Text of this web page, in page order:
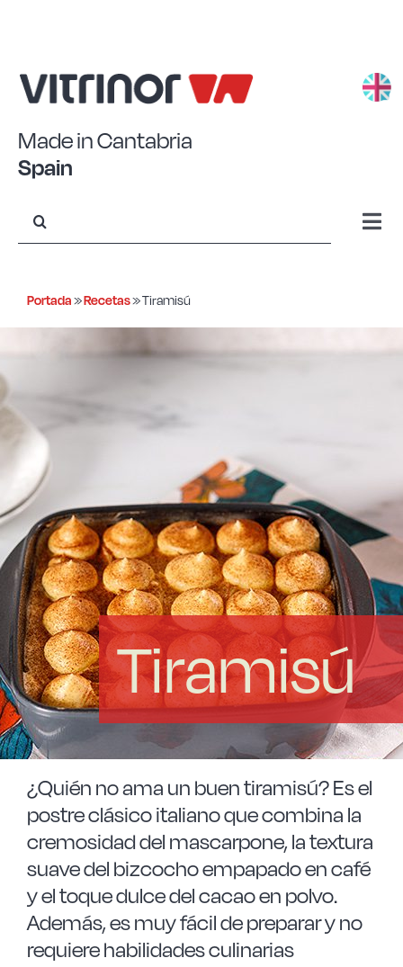
Made in Cantabria
Spain
Aluminio forjado
Acero Eco+
Acero forjado
Borosilicato
Más Menaje
Sostenibles
Somos Cooperativa
Cocinando
Las Noticias
Instrucciones de seguridad
FAQ
Portada»Recetas»Tiramisú
Tiramisú
¿Quién no ama un buen tiramisú? Es el
postre clásico italiano que combina la
cremosidad del mascarpone, la textura
suave del bizcocho empapado en café
y el toque dulce del cacao en polvo.
Además, es muy fácil de preparar y no
requiere habilidades culinarias